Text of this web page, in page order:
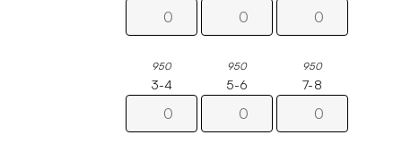
950 950 950
3-4 5-6 7-8